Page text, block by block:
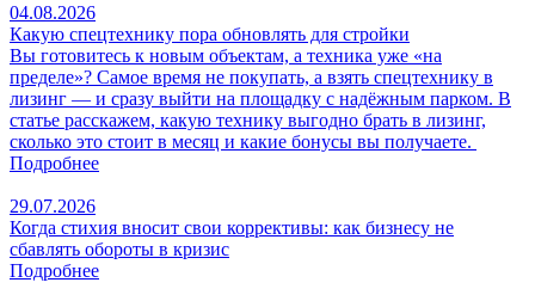
04.08.2026
Какую спецтехнику пора обновлять для стройки
Вы готовитесь к новым объектам, а техника уже «на
пределе»? Самое время не покупать, а взять спецтехнику в
лизинг — и сразу выйти на площадку с надёжным парком. В
статье расскажем, какую технику выгодно брать в лизинг,
сколько это стоит в месяц и какие бонусы вы получаете.
Подробнее
29.07.2026
Когда стихия вносит свои коррективы: как бизнесу не
сбавлять обороты в кризис
Подробнее